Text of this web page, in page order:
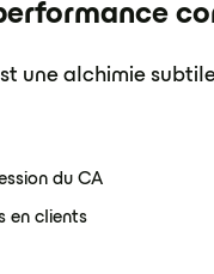
une alchimie
du CA
en clients